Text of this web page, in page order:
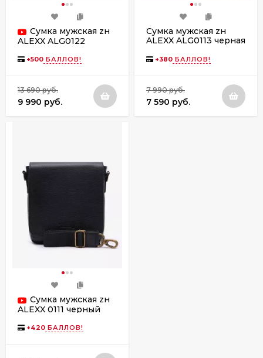
Сумка мужская zн
ALEXX ALG0122
+500 БАЛЛОВ!
13 690 руб.
9 990 руб.
Сумка мужская zн
ALEXX ALG0113 черная
+380 БАЛЛОВ!
7 990 руб.
7 590 руб.
Сумка мужская zн
ALEXX 0111 черный
+420 БАЛЛОВ!